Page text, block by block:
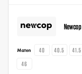
Newcop
Maten 40 40.5 41.5
46